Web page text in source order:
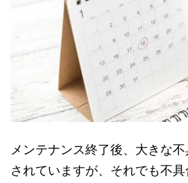
メンテナンス終了後、大きな
されていますが、それでも不